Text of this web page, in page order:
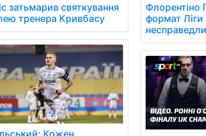
затьмарив святкування
тренера Кривбасу
формат Ліги